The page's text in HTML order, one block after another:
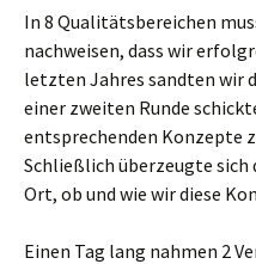
In 8 Qualitätsbereichen
nachweisen, dass wir
letzten Jahres sandten wir
einer zweiten Runde
entsprechenden Konzepte
Schließlich überzeugte sich
Ort, ob und wie wir diese
Einen Tag lang nahmen 2